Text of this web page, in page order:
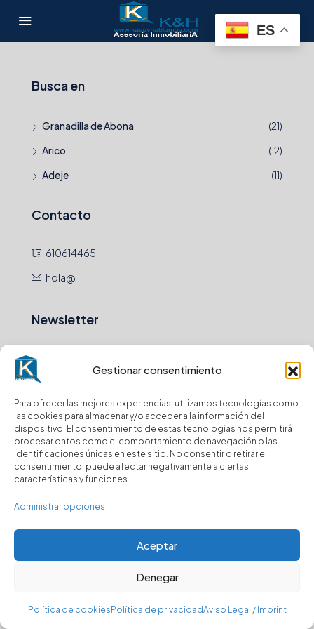
Gestionar consentimiento
Para ofrecer las mejores experiencias, utilizamos tecnologías como
las cookies para almacenar y/o acceder a la información del
dispositivo. El consentimiento de estas tecnologías nos permitirá
procesar datos como el comportamiento de navegación o las
identificaciones únicas en este sitio. No consentir o retirar el
consentimiento, puede afectar negativamente a ciertas
características y funciones.
Administrar opciones
Aceptar
Denegar
Política de cookies Política de privacidadAviso Legal / Imprint
Busca en
Granadilla de Abona
(21)
Arico
(12)
Adeje
(11)
Contacto
610614465
hola@
Newsletter
actualizaciones.
ES